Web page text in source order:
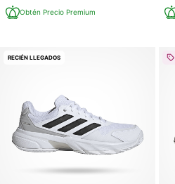
Obtén Precio Premium
RECIÉN LLEGADOS